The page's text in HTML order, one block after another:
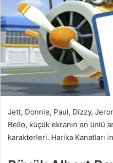
Jett, Donnie, Paul, Dizzy,
Bello, küçük ekranın en ünlü
karakterleri. Harika Kanatları